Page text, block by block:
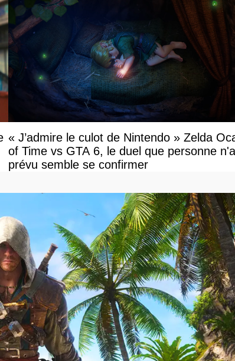
« J’admire le culot de Nintendo » Zelda
of Time vs GTA 6, le duel que personne
prévu semble se confirmer